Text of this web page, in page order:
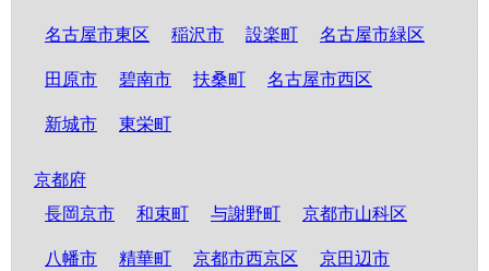
名古屋市東区 稲沢市 設楽町 名古屋市緑区
田原市 碧南市 扶桑町 名古屋市西区
新城市 東栄町
京都府
長岡京市
和束町 与謝野町 京都市山科区
八幡市 精華町 京都市西京区 京田辺市